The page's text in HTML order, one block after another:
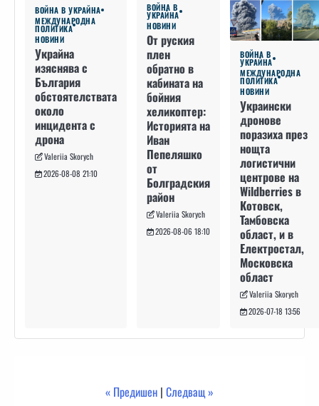
ВОЙНА В УКРАЙНА
МЕЖДУНАРОДНА
ПОЛИТИКА
НОВИНИ
Украйна
изяснява с
България
обстоятелствата
около
инцидента с
дрона
Valeriia Skorych
2026-08-08 21:10
ВОЙНА В
УКРАЙНА
НОВИНИ
От руския
плен
обратно в
кабината на
бойния
хеликоптер:
Историята на
Иван
Пепеляшко
от
Болградския
район
Valeriia Skorych
2026-08-06 18:10
ВОЙНА В
УКРАЙНА
МЕЖДУНАРОДНА
ПОЛИТИКА
НОВИНИ
Украински
дронове
поразиха през
нощта
логистични
центрове на
Wildberries в
Котовск,
Тамбовска
област, и в
Електростал,
Московска
област
Valeriia Skorych
2026-07-18 13:56
« Предишен | Следващ »